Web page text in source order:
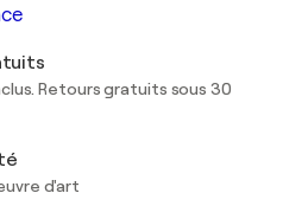
Retours gratuits sous 30
d'art